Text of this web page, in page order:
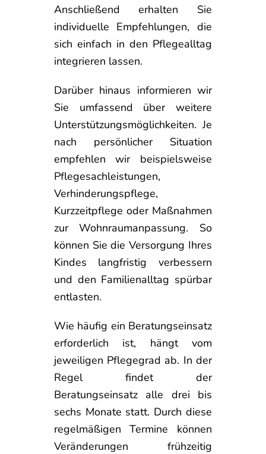
Anschließend erhalten Sie
individuelle Empfehlungen, die
sich einfach in den Pflegealltag
integrieren lassen.
Darüber hinaus informieren wir
Sie umfassend über weitere
Unterstützungsmöglichkeiten. Je
nach persönlicher Situation
empfehlen wir beispielsweise
Pflegesachleistungen,
Verhinderungspflege,
Kurzzeitpflege oder Maßnahmen
zur Wohnraumanpassung. So
können Sie die Versorgung Ihres
Kindes langfristig verbessern
und den Familienalltag spürbar
entlasten.
Wie häufig ein Beratungseinsatz
erforderlich ist, hängt vom
jeweiligen Pflegegrad ab. In der
Regel findet der
Beratungseinsatz alle drei bis
sechs Monate statt. Durch diese
regelmäßigen Termine können
Veränderungen frühzeitig